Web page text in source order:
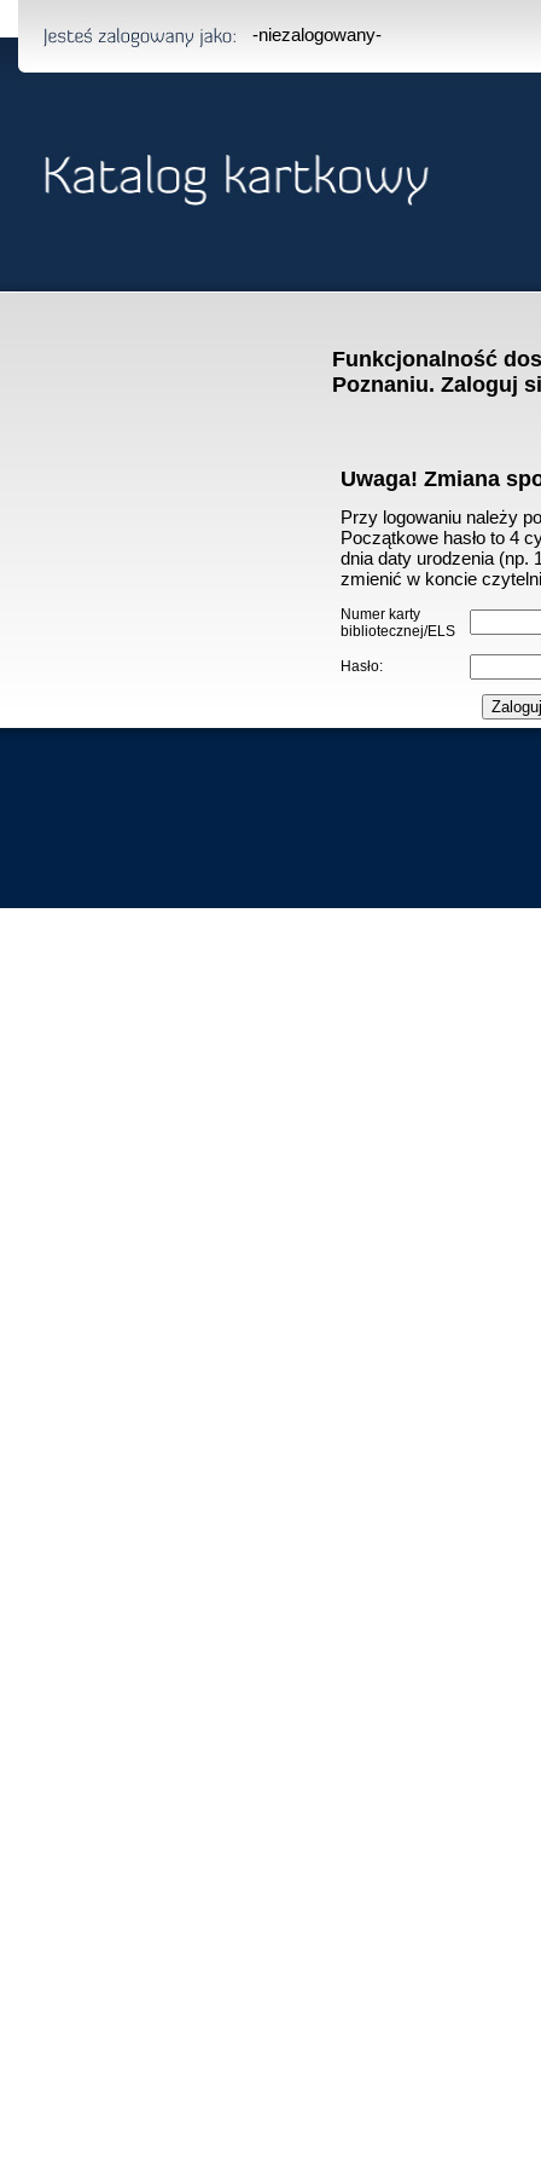
-niezalogowany-
Funkcjonalność
Poznaniu. Zaloguj
Uwaga! Zmiana
Przy logowaniu należy
Początkowe hasło to 4
dnia daty urodzenia (np.
zmienić w koncie
Numer karty
bibliotecznej/ELS
Hasło: